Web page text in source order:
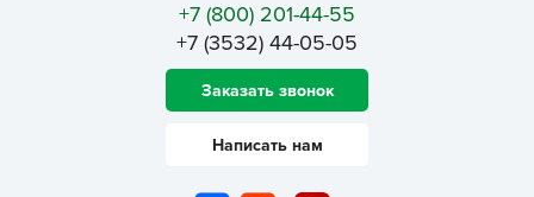
+7 (800) 201-44-55
+7 (3532) 44-05-05
Заказать звонок
Написать нам